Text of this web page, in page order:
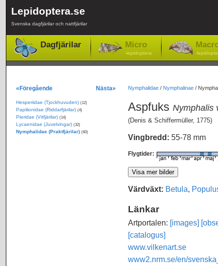
Lepidoptera.se
Svenska dagfjärilar och nattfjärilar
Dagfjärilar Micro
-lepidoptera -
Nymphalidae/ Nymphalinae/
Aspfuks Nymphalis
(Denis & Schiffermüller, 1775)
Vingbredd: 55-78 mm
Flygtider:
Värdväxt: Betula,
Länkar
Artportalen: [images]
[catalogus]
www.vilkenart.se
www2.nrm.se/en/
«Föregående Nästa»
Hesperiidae (Tjockhuvuden) (12)
Papilionidae (Riddarfjärilar) (4)
Pieridae (Vitfjärilar) (14)
Lycaenidae (Juvelvingar) (32)
Nymphalidae (Praktfjärilar) (60)